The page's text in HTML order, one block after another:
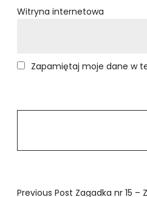
Witryna internetowa
Zapamiętaj moje dane w
Previous Post Zagadka nr 15 –